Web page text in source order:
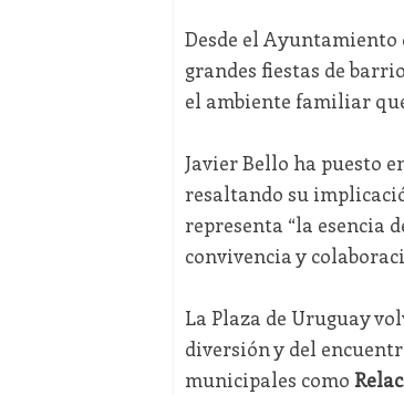
Desde el Ayuntamiento
grandes fiestas de
el ambiente familiar
Javier Bello ha puesto
resaltando su
representa “la esencia
convivencia y
La Plaza de Uruguay
diversión y del
municipales como